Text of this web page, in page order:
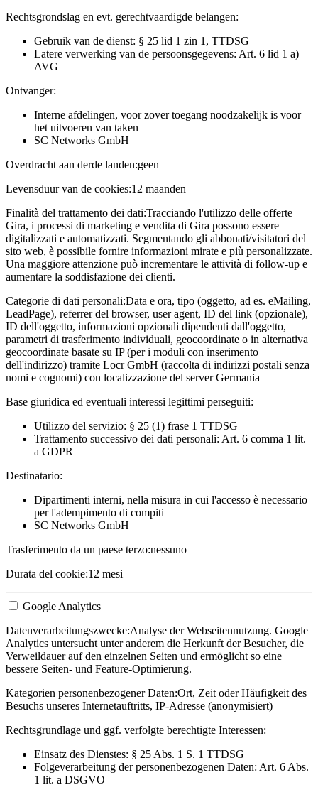
Rechtsgrondslag en evt. gerechtvaardigde belangen:
Gebruik van de dienst: § 25 lid 1 zin 1, TTDSG
Latere verwerking van de persoonsgegevens: Art. 6 lid 1 a)
AVG
Ontvanger:
Interne afdelingen, voor zover toegang noodzakelijk is voor
het uitvoeren van taken
SC Networks GmbH
Overdracht aan derde landen:geen
Levensduur van de cookies:12 maanden
Finalità del trattamento dei dati:Tracciando l'utilizzo delle offerte
Gira, i processi di marketing e vendita di Gira possono essere
digitalizzati e automatizzati. Segmentando gli abbonati/visitatori del
sito web, è possibile fornire informazioni mirate e più personalizzate.
Una maggiore attenzione può incrementare le attività di follow-up e
aumentare la soddisfazione dei clienti.
Categorie di dati personali:Data e ora, tipo (oggetto, ad es. eMailing,
LeadPage), referrer del browser, user agent, ID del link (opzionale),
ID dell'oggetto, informazioni opzionali dipendenti dall'oggetto,
parametri di trasferimento individuali, geocoordinate o in alternativa
geocoordinate basate su IP (per i moduli con inserimento
dell'indirizzo) tramite Locr GmbH (raccolta di indirizzi postali senza
nomi e cognomi) con localizzazione del server Germania
Base giuridica ed eventuali interessi legittimi perseguiti:
Utilizzo del servizio: § 25 (1) frase 1 TTDSG
Trattamento successivo dei dati personali: Art. 6 comma 1 lit.
a GDPR
Destinatario:
Dipartimenti interni, nella misura in cui l'accesso è necessario
per l'adempimento di compiti
SC Networks GmbH
Trasferimento da un paese terzo:nessuno
Durata del cookie:12 mesi
Google Analytics
Datenverarbeitungszwecke:Analyse der Webseitennutzung. Google
Analytics untersucht unter anderem die Herkunft der Besucher, die
Verweildauer auf den einzelnen Seiten und ermöglicht so eine
bessere Seiten- und Feature-Optimierung.
Kategorien personenbezogener Daten:Ort, Zeit oder Häufigkeit des
Besuchs unseres Internetauftritts, IP-Adresse (anonymisiert)
Rechtsgrundlage und ggf. verfolgte berechtigte Interessen:
Einsatz des Dienstes: § 25 Abs. 1 S. 1 TTDSG
Folgeverarbeitung der personenbezogenen Daten: Art. 6 Abs.
1 lit. a DSGVO